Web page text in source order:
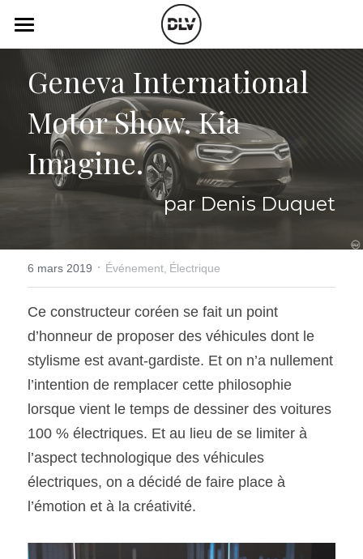
Actualité Auto
Électrique
Histoire de chars
Art Automobile
Vidéo
Podcast
Radio FM
Rechercher
SOUMISSION RAPIDE
ASSURANCE
Geneva International
Motor Show. Kia
Imagine.
par Denis Duquet
6 mars 2019 · Événement, Électrique
Ce constructeur coréen se fait un point
d’honneur de proposer des véhicules dont le
stylisme est avant-gardiste. Et on n’a nullement
l’intention de remplacer cette philosophie
lorsque vient le temps de dessiner des voitures
100 % électriques. Et au lieu de se limiter à
l’aspect technologique des véhicules
électriques, on a décidé de faire place à
l’émotion et à la créativité.
LES CATÉGORIES DE LA BOUTIQUE
Toutes les catégories